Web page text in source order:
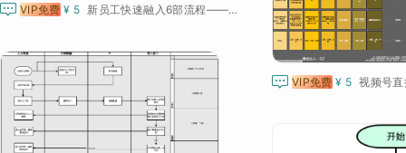
 VIP免费 ¥ 5 新员工快速融入6部流程——第五步 入职第一季度
 VIP免费 ¥ 5 视频号